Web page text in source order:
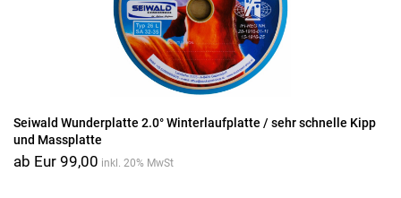
Seiwald Wunderplatte 2.0° Winterlaufplatte / sehr schnelle Kipp
und Massplatte
ab Eur 99,00 inkl. 20% MwSt